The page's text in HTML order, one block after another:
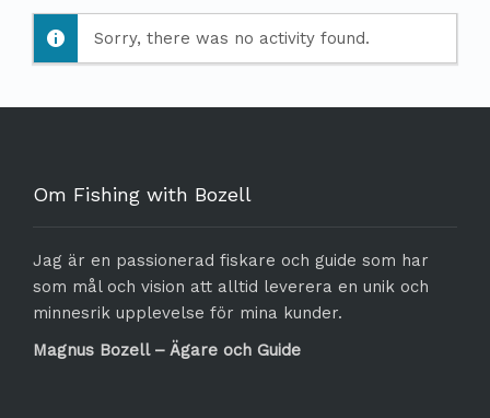
Sorry, there was no activity found.
Om Fishing with Bozell
Jag är en passionerad fiskare och guide som har
som mål och vision att alltid leverera en unik och
minnesrik upplevelse för mina kunder.
Magnus Bozell – Ägare och Guide